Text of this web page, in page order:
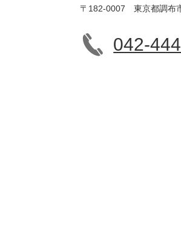
〒182-0007 東京都調布
042-